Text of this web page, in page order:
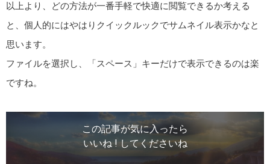
以上より、どの方法が一番手軽で快適に閲覧できるか考える
と、個人的にはやはりクイックルックでサムネイル表示かなと
思います。
ファイルを選択し、「スペース」キーだけで表示できるのは楽
ですね。
この記事が気に入ったら
いいね ! してくださいね